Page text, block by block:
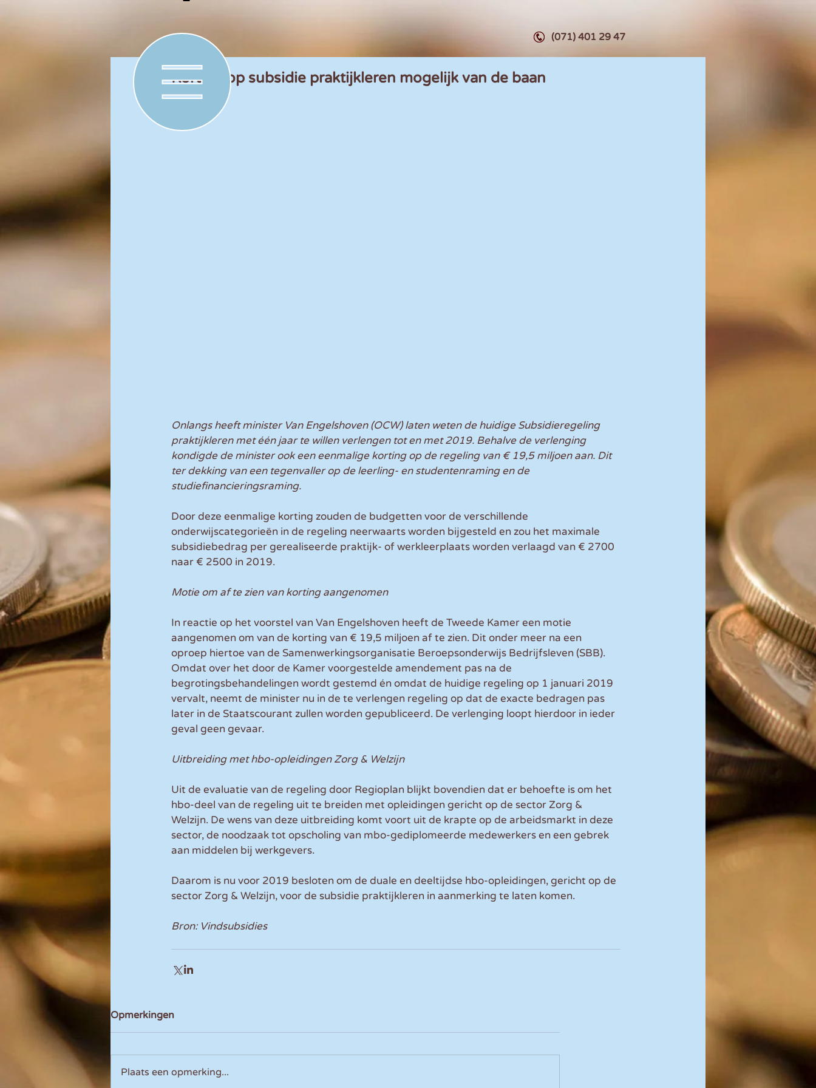
(071) 401 29 47
Korting op subsidie praktijkleren mogelijk van de baan
Onlangs heeft minister Van Engelshoven (OCW) laten weten de huidige Subsidieregeling
praktijkleren met één jaar te willen verlengen tot en met 2019. Behalve de verlenging
kondigde de minister ook een eenmalige korting op de regeling van € 19,5 miljoen aan. Dit
ter dekking van een tegenvaller op de leerling- en studentenraming en de
studiefinancieringsraming.
Door deze eenmalige korting zouden de budgetten voor de verschillende
onderwijscategorieën in de regeling neerwaarts worden bijgesteld en zou het maximale
subsidiebedrag per gerealiseerde praktijk- of werkleerplaats worden verlaagd van € 2700
naar € 2500 in 2019.
Motie om af te zien van korting aangenomen
In reactie op het voorstel van Van Engelshoven heeft de Tweede Kamer een motie
aangenomen om van de korting van € 19,5 miljoen af te zien. Dit onder meer na een
oproep hiertoe van de Samenwerkingsorganisatie Beroepsonderwijs Bedrijfsleven (SBB).
Omdat over het door de Kamer voorgestelde amendement pas na de
begrotingsbehandelingen wordt gestemd én omdat de huidige regeling op 1 januari 2019
vervalt, neemt de minister nu in de te verlengen regeling op dat de exacte bedragen pas
later in de Staatscourant zullen worden gepubliceerd. De verlenging loopt hierdoor in ieder
geval geen gevaar.
Uitbreiding met hbo-opleidingen Zorg & Welzijn
Uit de evaluatie van de regeling door Regioplan blijkt bovendien dat er behoefte is om het
hbo-deel van de regeling uit te breiden met opleidingen gericht op de sector Zorg &
Welzijn. De wens van deze uitbreiding komt voort uit de krapte op de arbeidsmarkt in deze
sector, de noodzaak tot opscholing van mbo-gediplomeerde medewerkers en een gebrek
aan middelen bij werkgevers.
Daarom is nu voor 2019 besloten om de duale en deeltijdse hbo-opleidingen, gericht op de
sector Zorg & Welzijn, voor de subsidie praktijkleren in aanmerking te laten komen.
Bron: Vindsubsidies
Opmerkingen
Plaats een opmerking...